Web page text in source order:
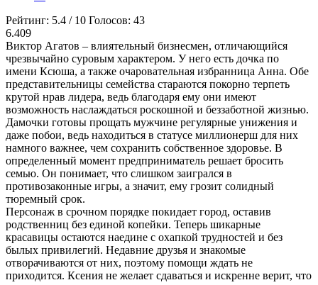
Рейтинг: 5.4 / 10 Голосов: 43
6.409
Виктор Агатов – влиятельный бизнесмен, отличающийся
чрезвычайно суровым характером. У него есть дочка по
имени Ксюша, а также очаровательная избранница Анна. Обе
представительницы семейства стараются покорно терпеть
крутой нрав лидера, ведь благодаря ему они имеют
возможность наслаждаться роскошной и беззаботной жизнью.
Дамочки готовы прощать мужчине регулярные унижения и
даже побои, ведь находиться в статусе миллионерш для них
намного важнее, чем сохранить собственное здоровье. В
определенный момент предприниматель решает бросить
семью. Он понимает, что слишком заигрался в
противозаконные игры, а значит, ему грозит солидный
тюремный срок.
Персонаж в срочном порядке покидает город, оставив
родственниц без единой копейки. Теперь шикарные
красавицы остаются наедине с охапкой трудностей и без
былых привилегий. Недавние друзья и знакомые
отворачиваются от них, поэтому помощи ждать не
приходится. Ксения не желает сдаваться и искренне верит, что